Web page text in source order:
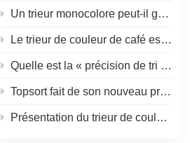
Un trieur monocolore peut-il gérer plusieurs matériaux ?
Le trieur de couleur de café est-il facile à utiliser ? Une formation spécialisée est-elle nécessaire ?
Quelle est la « précision de tri » d’une machine de tri optique par couleur ?
Topsort fait de son nouveau produit le plus petit trieur de couleurs au monde
Présentation du trieur de couleur de blé Topsort - une révolution dans la technologie de tri des grains